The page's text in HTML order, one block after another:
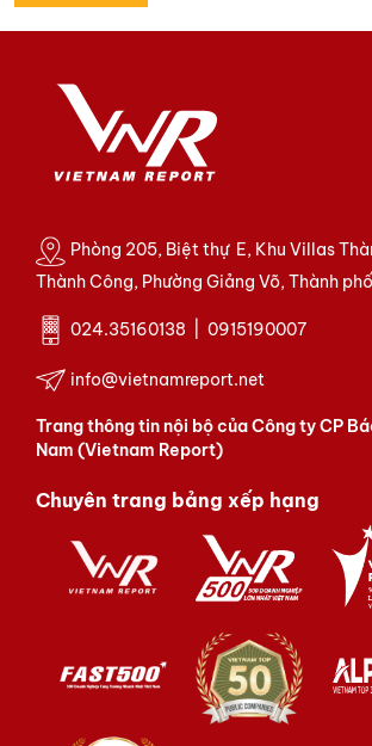
Phòng 205, Biệt thự E, Khu Villas
Thành Công, Phường Giảng Võ, Thành
024.35160138 | 0915190007
info@vietnamreport.net
Trang thông tin nội bộ của Công ty CP
Nam (Vietnam Report)
Chuyên trang bảng xếp hạng